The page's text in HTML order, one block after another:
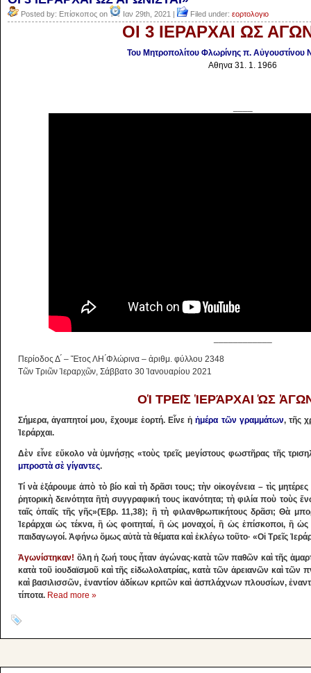
Posted by: Επίσκοπος on Ιαν 29th, 2021 | Filed under: εορτολογιο
ΟΙ 3 ΙΕΡΑΡΧΑΙ ΩΣ
Του Μητροπολίτου Φλωρίνης π. Αὐγουστίνου
Αθηνα 31. 1. 1966
Περίοδος Δ ́ – Ἔτος ΛΗ ́Φλώρινα – ἀριθμ. φύλλου 2348
Τῶν Τριῶν Ἱεραρχῶν, Σάββατο 30 Ἰανουαρίου 2021
ΟἹ ΤΡΕΙ͂Σ ἹΕΡΆΡΧΑΙ ὩΣ
Σήμερα, ἀγαπητοί μου, ἔχουμε ἑορτή. Εἶνε ἡἡμέρα τῶν γραμμάτων, τῆς
Ἱεράρχαι.
Δὲν εἶνε εὔκολο νὰ ὑμνήσῃς «τοὺς τρεῖς μeγίστους φωστῆρας τῆς
μπροστὰ σὲ γίγαντες.
Τί νὰ ἐξάρουμε ἀπὸ τὸ βίο καὶ τὴ δρᾶσι τους; τὴν οἰκογένεια – τὶς
ῥητορικὴ δεινότητα ἢτὴ συγγραφική τους ἱκανότητα; τὴ φιλία ποὺ τοὺς
ταῖς ὀπαῖς τῆς γῆς»(Ἑβρ. 11,38); ἢ τὴ φιλανθρωπικήτους δρᾶσι; Θὰ
Ἱεράρχαι ὡς τέκνα, ἢ ὡς φοιτηταί, ἢ ὡς μοναχοί, ἢ ὡς ἐπίσκοποι, ἢ
παιδαγωγοί. Ἀφήνω ὅμως αὐτὰ τὰ θέματα καὶ ἐκλέγω τοῦτο· «Οἱ Τρεῖς
Ἀγωνίστηκαν! ὅλη ἡ ζωή τους ἦταν ἀγώνας·κατὰ τῶν παθῶν καὶ τῆς
κατὰ τοῦ ἰουδαϊσμοῦ καὶ τῆς εἰδωλολατρίας, κατὰ τῶν ἀρειανῶν καὶ τῶν
καὶ βασιλισσῶν, ἐναντίον ἀδίκων κριτῶν καὶ ἀσπλάχνων πλουσίων,
τίποτα. Read more »